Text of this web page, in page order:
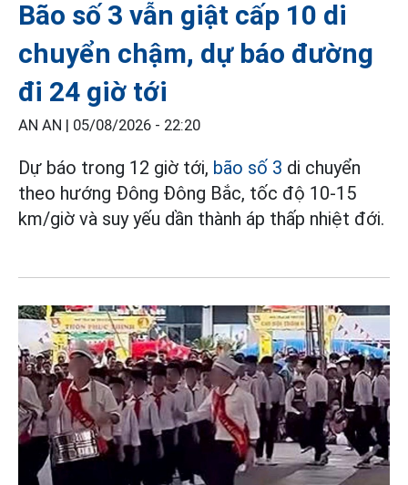
Bão số 3 vẫn giật cấp 10 di
chuyển chậm, dự báo đường
đi 24 giờ tới
AN AN | 05/08/2026 - 22:20
Dự báo trong 12 giờ tới, bão số 3 di chuyển
theo hướng Đông Đông Bắc, tốc độ 10-15
km/giờ và suy yếu dần thành áp thấp nhiệt đới.